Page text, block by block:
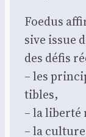
Foe­dus
sive issue
des défis
– les
tibles,
– la liber­té
– la